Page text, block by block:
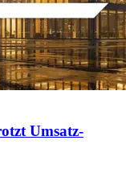
Umsatz-